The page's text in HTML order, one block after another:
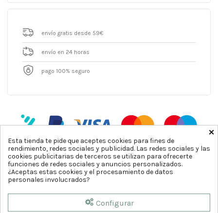
envío gratis desde 59€
envío en 24 horas
pago 100% seguro
×
Esta tienda te pide que aceptes cookies para fines de
rendimiento, redes sociales y publicidad. Las redes sociales y las
cookies publicitarias de terceros se utilizan para ofrecerte
funciones de redes sociales y anuncios personalizados.
¿Aceptas estas cookies y el procesamiento de datos
personales involucrados?
Configurar